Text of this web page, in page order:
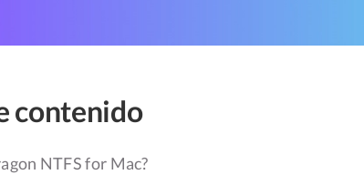
contenido
NTFS for Mac?